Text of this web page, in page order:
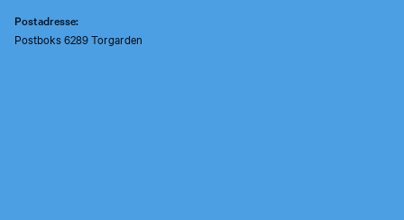
Postadresse:
Postboks 6289 Torgarden